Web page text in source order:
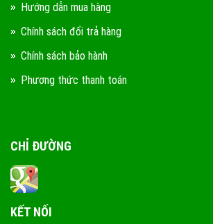
Hướng dẫn mua hàng
Chính sách đổi trả hàng
Chính sách bảo hành
Phương thức thanh toán
CHỈ ĐƯỜNG
KẾT NỐI